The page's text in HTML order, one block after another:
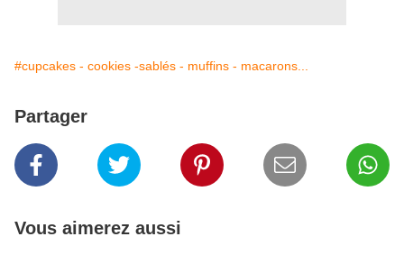
#cupcakes - cookies -sablés - muffins - macarons...
Partager
Vous aimerez aussi